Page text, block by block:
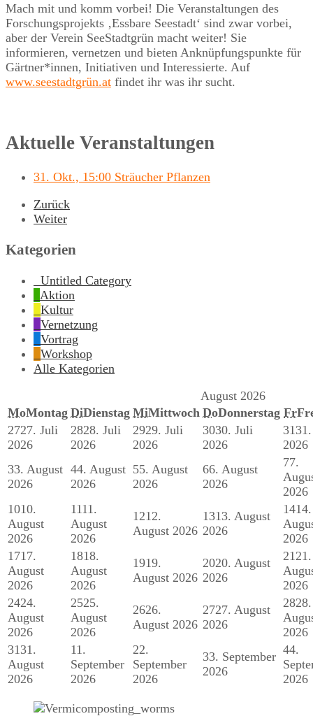
Mach mit und komm vorbei! Die Veranstaltungen des
Forschungsprojekts ‚Essbare Seestadt‘ sind zwar vorbei,
aber der Verein SeeStadtgrün macht weiter! Sie
informieren, vernetzen und bieten Anknüpfungspunkte für
Gärtner*innen, Initiativen und Interessierte. Auf
www.seestadtgrün.at findet ihr was ihr sucht.
Aktuelle Veranstaltungen
31. Okt., 15:00 Sträucher Pflanzen
Zurück
Weiter
Kategorien
Untitled Category
Aktion
Kultur
Vernetzung
Vortrag
Workshop
Alle Kategorien
August 2026
MoMontag DiDienstag MiMittwoch DoDonnerstag Fr
2727. Juli
2026
2828. Juli
2026
2929. Juli
2026
3030. Juli
2026
31
2026
33. August
2026
44. August
2026
55. August
2026
66. August
2026
77.
2026
1010.
August
2026
1111.
August
2026
1212.
August 2026
1313. August
2026
1414.
2026
1717.
August
2026
1818.
August
2026
1919.
August 2026
2020. August
2026
21 21.
2026
2424.
August
2026
2525.
August
2026
2626.
August 2026
2727. August
2026
2828.
2026
31 31.
August
2026
11.
September
2026
22.
September
2026
33. September
2026
44.
2026